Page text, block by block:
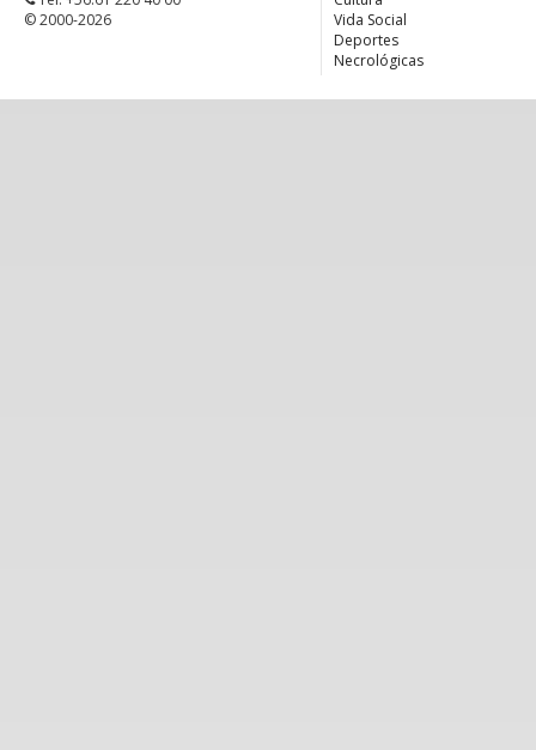
© 2000-2026
Vida Social
Deportes
Necrológicas